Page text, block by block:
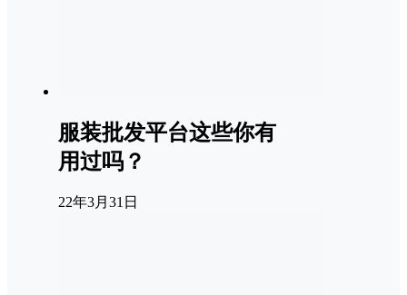
服装批发平台这些你有
用过吗？
22年3月31日